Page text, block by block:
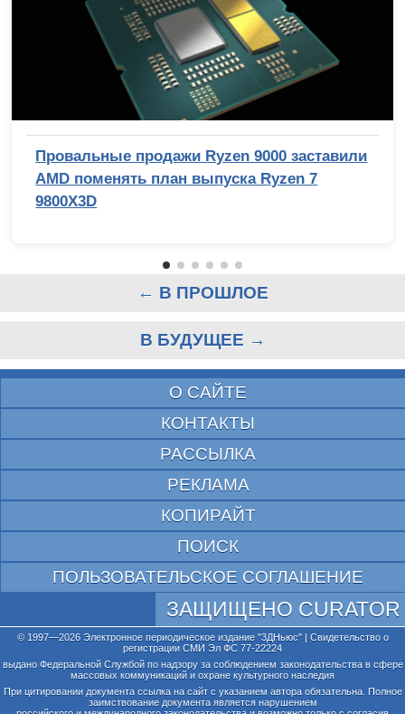
Провальные продажи Ryzen 9000 заставили
AMD поменять план выпуска Ryzen 7
9800X3D
← В ПРОШЛОЕ
В БУДУЩЕЕ →
О САЙТЕ
КОНТАКТЫ
РАССЫЛКА
РЕКЛАМА
КОПИРАЙТ
ПОИСК
ПОЛЬЗОВАТЕЛЬСКОЕ СОГЛАШЕНИЕ
ЗАЩИЩЕНО CURATOR
© 1997—2026 Электронное периодическое издание "3ДНьюс" | Свидетельство о
регистрации СМИ Эл ФС 77-22224
выдано Федеральной Службой по надзору за соблюдением законодательства в сфере
массовых коммуникаций и охране культурного наследия
При цитировании документа ссылка на сайт с указанием автора обязательна. Полное
заимствование документа является нарушением